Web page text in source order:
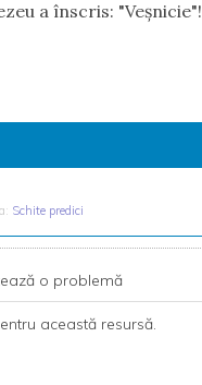
a înscris: "Veşnicie"!
Schite predici
o problemă
această resursă.